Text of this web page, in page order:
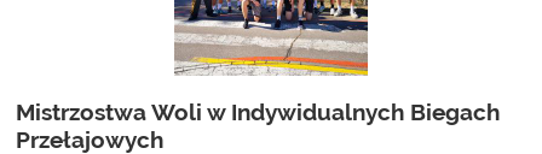
Mistrzostwa Woli w Indywidualnych Biegach
Przełajowych